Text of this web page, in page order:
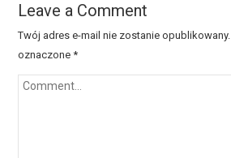
Leave a Comment
Twój adres e-mail nie zostanie opublikowany.
oznaczone*